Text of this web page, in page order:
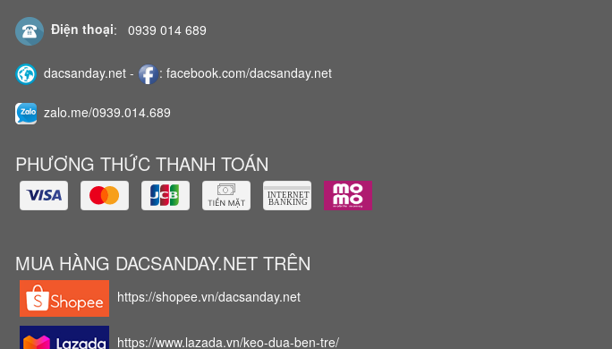
Điện thoại: 0939 014 689
dacsanday.net - : facebook.com/dacsanday.net
zalo.me/0939.014.689
PHƯƠNG THỨC THANH TOÁN
MUA HÀNG DACSANDAY.NET TRÊN
https://shopee.vn/dacsanday.net
https://www.lazada.vn/keo-dua-ben-tre/